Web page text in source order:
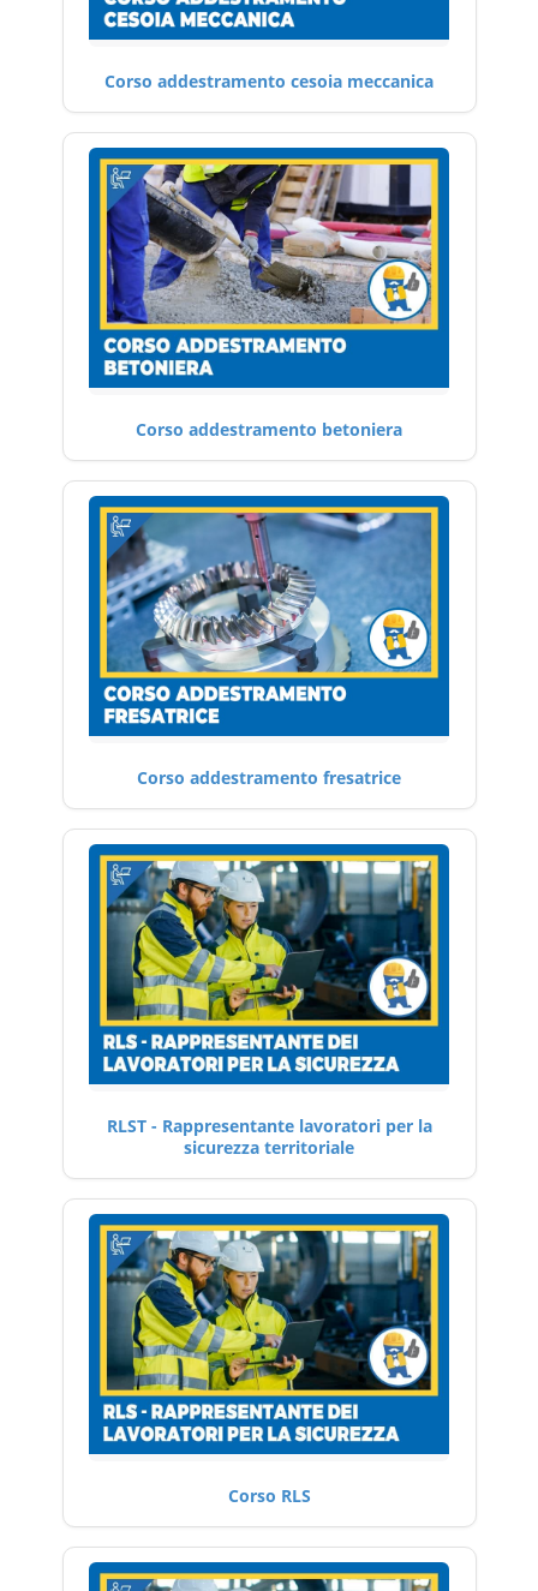
Corso addestramento cesoia meccanica
Corso addestramento betoniera
Corso addestramento fresatrice
RLST - Rappresentante lavoratori per la
sicurezza territoriale
Corso RLS